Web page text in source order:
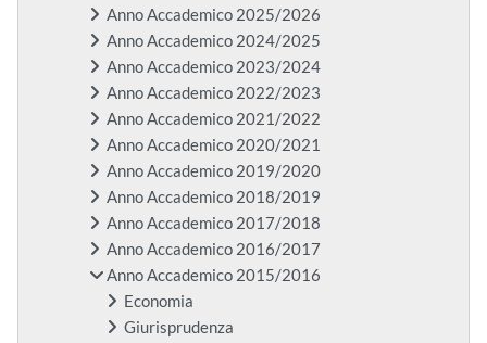
Anno Accademico 2025/2026
Anno Accademico 2024/2025
Anno Accademico 2023/2024
Anno Accademico 2022/2023
Anno Accademico 2021/2022
Anno Accademico 2020/2021
Anno Accademico 2019/2020
Anno Accademico 2018/2019
Anno Accademico 2017/2018
Anno Accademico 2016/2017
Anno Accademico 2015/2016
Economia
Giurisprudenza